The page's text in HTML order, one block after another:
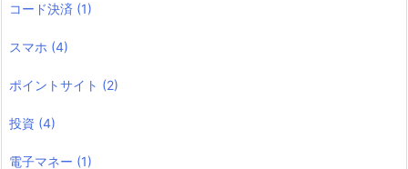
コード決済 (1)
スマホ (4)
ポイントサイト (2)
投資 (4)
電子マネー (1)